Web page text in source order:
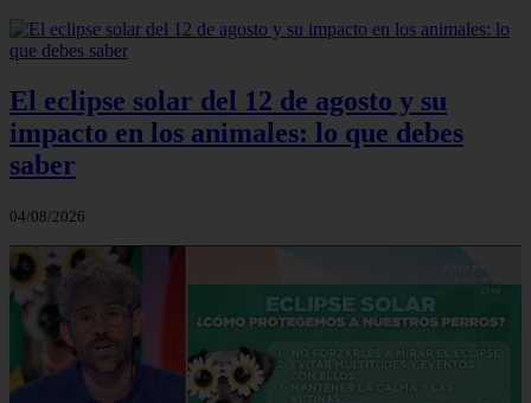
El eclipse solar del 12 de agosto y su
impacto en los animales: lo que debes
saber
04/08/2026